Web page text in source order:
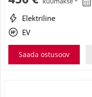
Elektriline
EV
Saada ostusoov